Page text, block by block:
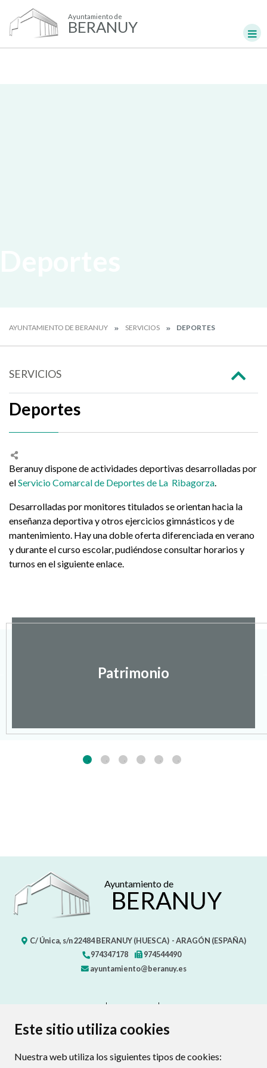
Este sitio utiliza cookies
Nuestra web utiliza los siguientes tipos de cookies:
Ayuntamiento de
BERANUY
AYUNTAMIENTO DE BERANUY SERVICIOS DEPORTES
SERVICIOS
Deportes
Beranuy dispone de actividades deportivas desarrolladas por
elServicio Comarcal de Deportes de La Ribagorza
Desarrolladas por monitores titulados se orientan hacia la
enseñanza deportiva y otros ejercicios gimnásticos y de
mantenimiento. Hay una doble oferta diferenciada en verano
y durante el curso escolar, pudiéndose consultar horarios y
turnos en el siguiente enlace.
Patrimonio
Ayuntamiento de
BERANUY
C/ Única, s/n22484 BERANUY (HUESCA) - ARAGÓN (ESPAÑA)
974347178
974544490
ayuntamiento@beranuy.es
PROTECCIÓN DE DATOS
POLÍTICA DE COOKIES